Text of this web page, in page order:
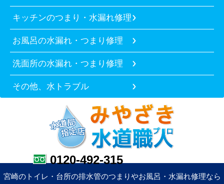
キッチンのつまり・水漏れ修理
お風呂の水漏れ・つまり修理
洗面所の水漏れ・つまり修理
その他、水トラブル
0120-492-315
宮崎のトイレ・台所の排水管のつまりやお風呂・水漏れ修理なら